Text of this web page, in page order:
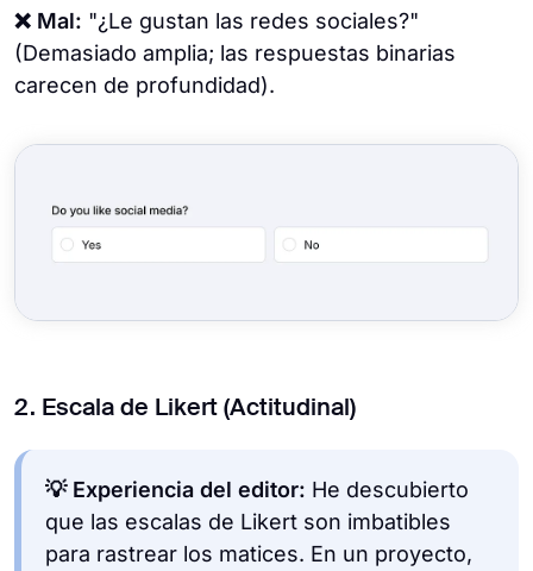
❌ Mal: "¿Le gustan las redes sociales?"
(Demasiado amplia; las respuestas binarias
carecen de profundidad).
2. Escala de Likert (Actitudinal)
💡 Experiencia del editor: He descubierto
que las escalas de Likert son imbatibles
para rastrear los matices. En un proyecto,